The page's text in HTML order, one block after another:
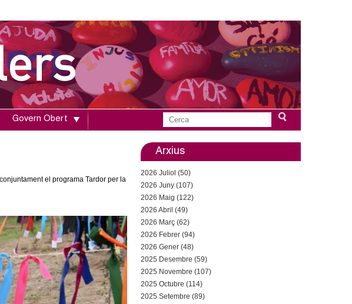
Govern Obert
F
o
r
m
u
l
a
r
e
c
a
Arxius
2026 Juliol (50)
2026 Juny (107)
2026 Maig (122)
2026 Abril (49)
2026 Març (62)
2026 Febrer (94)
2026 Gener (48)
2025 Desembre (59)
2025 Novembre (107)
2025 Octubre (114)
2025 Setembre (89)
el programa Tardor per la